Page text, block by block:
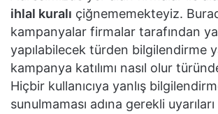
ihlal kuralı çiğnememekteyiz.
kampanyalar firmalar tarafından
yapılabilecek türden bilgilendirme
kampanya katılımı nasıl olur
Hiçbir kullanıcıya yanlış
sunulmaması adına gerekli